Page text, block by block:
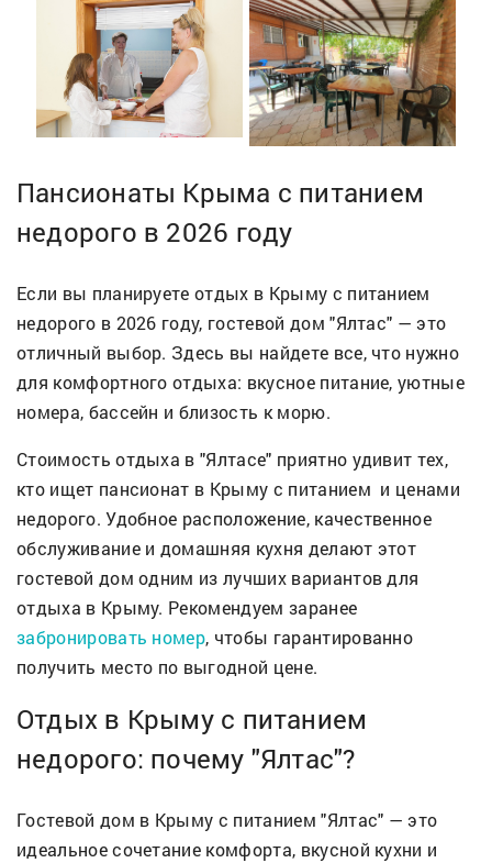
Пансионаты Крыма с питанием
недорого в 2026 году
Если вы планируете отдых в Крыму с питанием
недорого в 2026 году, гостевой дом "Ялтас" — это
отличный выбор. Здесь вы найдете все, что нужно
для комфортного отдыха: вкусное питание, уютные
номера, бассейн и близость к морю.
Стоимость отдыха в "Ялтасе" приятно удивит тех,
кто ищет пансионат в Крыму с питанием и ценами
недорого. Удобное расположение, качественное
обслуживание и домашняя кухня делают этот
гостевой дом одним из лучших вариантов для
отдыха в Крыму. Рекомендуем заранее
забронировать номер, чтобы гарантированно
получить место по выгодной цене.
Отдых в Крыму с питанием
недорого: почему "Ялтас"?
Гостевой дом в Крыму с питанием "Ялтас" — это
идеальное сочетание комфорта, вкусной кухни и